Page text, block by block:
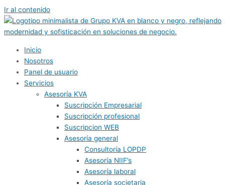
Ir al contenido
Inicio
Nosotros
Panel de usuario
Servicios
Asesoría KVA
Suscripción Empresarial
Suscripción profesional
Suscripcion WEB
Asesoría general
Consultoría LOPDP
Asesoría NIIF’s
Asesoría laboral
Asesoría societaria